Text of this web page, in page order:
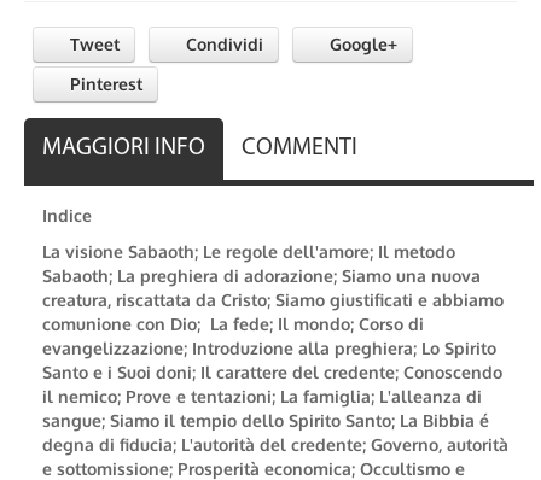
Tweet Condividi
Google+
Pinterest
MAGGIORI INFO COMMENTI
Indice
La visione Sabaoth; Le regole dell'amore; Il metodo
Sabaoth; La preghiera di adorazione; Siamo una nuova
creatura, riscattata da Cristo; Siamo giustificati e abbiamo
comunione con Dio; La fede; Il mondo; Corso di
evangelizzazione; Introduzione alla preghiera; Lo Spirito
Santo e i Suoi doni; Il carattere del credente; Conoscendo
il nemico; Prove e tentazioni; La famiglia; L'alleanza di
sangue; Siamo il tempio dello Spirito Santo; La Bibbia é
degna di fiducia; L'autorità del credente; Governo, autorità
e sottomissione; Prosperità economica; Occultismo e